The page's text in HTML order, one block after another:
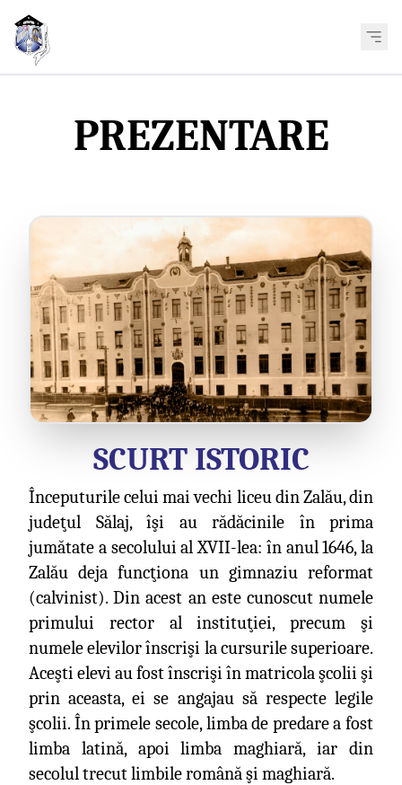
PREZENTARE
SCURT ISTORIC
Începuturile celui mai vechi liceu din Zalău, din
judeţul Sălaj, îşi au rădăcinile în prima
jumătate a secolului al XVII-lea: în anul 1646, la
Zalău deja funcţiona un gimnaziu reformat
(calvinist). Din acest an este cunoscut numele
primului rector al instituţiei, precum şi
numele elevilor înscrişi la cursurile superioare.
Aceşti elevi au fost înscrişi în matricola şcolii şi
prin aceasta, ei se angajau să respecte legile
şcolii. În primele secole, limba de predare a fost
limba latină, apoi limba maghiară, iar din
secolul trecut limbile română şi maghiară.